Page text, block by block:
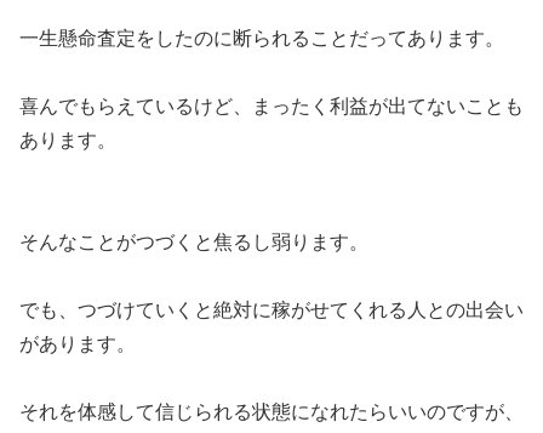
一生懸命査定をしたのに断られることだってあります。
喜んでもらえているけど、まったく利益が出てないことも
あります。
そんなことがつづくと焦るし弱ります。
でも、つづけていくと絶対に稼がせてくれる人との出会い
があります。
それを体感して信じられる状態になれたらいいのですが、